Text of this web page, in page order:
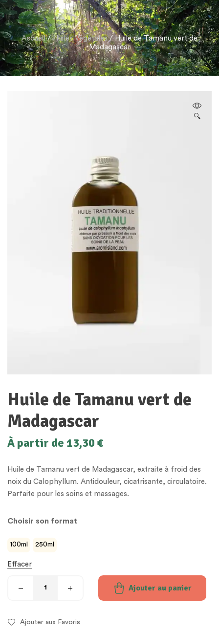
Accueil/Huiles Végétales/ Huile de Tamanu vert de
Madagascar
🔍
Huile de Tamanu vert de
Madagascar
À partir de 13,30 €
Huile de Tamanu vert de Madagascar, extraite à froid des
noix du Calophyllum. Antidouleur, cicatrisante, circulatoire.
Parfaite pour les soins et massages.
Choisir son format
100ml 250ml
Effacer
Ajouter au panier
Ajouter aux Favoris